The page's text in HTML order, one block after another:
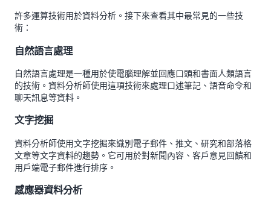
許多運算技術用於資料分析。接下來查看其中最常見的一些技
術：
自然語言處理
自然語言處理是一種用於使電腦理解並回應口頭和書面人類語言
的技術。資料分析師使用這項技術來處理口述筆記、語音命令和
聊天訊息等資料。
文字挖掘
資料分析師使用文字挖掘來識別電子郵件、推文、研究和部落格
文章等文字資料的趨勢。它可用於對新聞內容、客戶意見回饋和
用戶端電子郵件進行排序。
感應器資料分析